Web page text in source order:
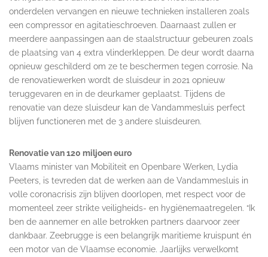
onderdelen vervangen en nieuwe technieken installeren zoals
een compressor en agitatieschroeven. Daarnaast zullen er
meerdere aanpassingen aan de staalstructuur gebeuren zoals
de plaatsing van 4 extra vlinderkleppen. De deur wordt daarna
opnieuw geschilderd om ze te beschermen tegen corrosie. Na
de renovatiewerken wordt de sluisdeur in 2021 opnieuw
teruggevaren en in de deurkamer geplaatst. Tijdens de
renovatie van deze sluisdeur kan de Vandammesluis perfect
blijven functioneren met de 3 andere sluisdeuren.
Renovatie van 120 miljoen euro
Vlaams minister van Mobiliteit en Openbare Werken, Lydia
Peeters, is tevreden dat de werken aan de Vandammesluis in
volle coronacrisis zijn blijven doorlopen, met respect voor de
momenteel zeer strikte veiligheids- en hygiënemaatregelen. “Ik
ben de aannemer en alle betrokken partners daarvoor zeer
dankbaar. Zeebrugge is een belangrijk maritieme kruispunt én
een motor van de Vlaamse economie. Jaarlijks verwelkomt